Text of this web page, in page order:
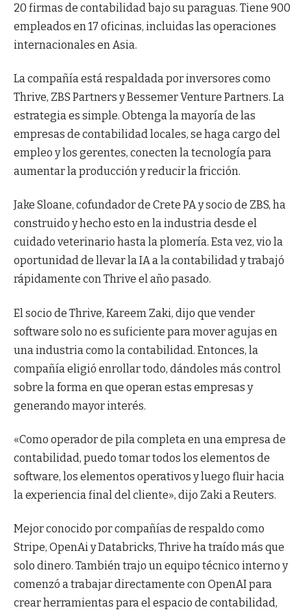
20 firmas de contabilidad bajo su paraguas. Tiene 900
empleados en 17 oficinas, incluidas las operaciones
internacionales en Asia.
La compañía está respaldada por inversores como
Thrive, ZBS Partners y Bessemer Venture Partners. La
estrategia es simple. Obtenga la mayoría de las
empresas de contabilidad locales, se haga cargo del
empleo y los gerentes, conecten la tecnología para
aumentar la producción y reducir la fricción.
Jake Sloane, cofundador de Crete PA y socio de ZBS, ha
construido y hecho esto en la industria desde el
cuidado veterinario hasta la plomería. Esta vez, vio la
oportunidad de llevar la IA a la contabilidad y trabajó
rápidamente con Thrive el año pasado.
El socio de Thrive, Kareem Zaki, dijo que vender
software solo no es suficiente para mover agujas en
una industria como la contabilidad. Entonces, la
compañía eligió enrollar todo, dándoles más control
sobre la forma en que operan estas empresas y
generando mayor interés.
«Como operador de pila completa en una empresa de
contabilidad, puedo tomar todos los elementos de
software, los elementos operativos y luego fluir hacia
la experiencia final del cliente», dijo Zaki a Reuters.
Mejor conocido por compañías de respaldo como
Stripe, OpenAi y Databricks, Thrive ha traído más que
solo dinero. También trajo un equipo técnico interno y
comenzó a trabajar directamente con OpenAI para
crear herramientas para el espacio de contabilidad,